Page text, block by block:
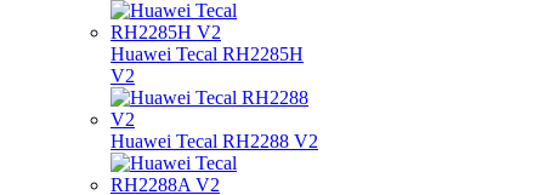
Huawei Tecal RH2285H
V2
Huawei Tecal RH2288 V2